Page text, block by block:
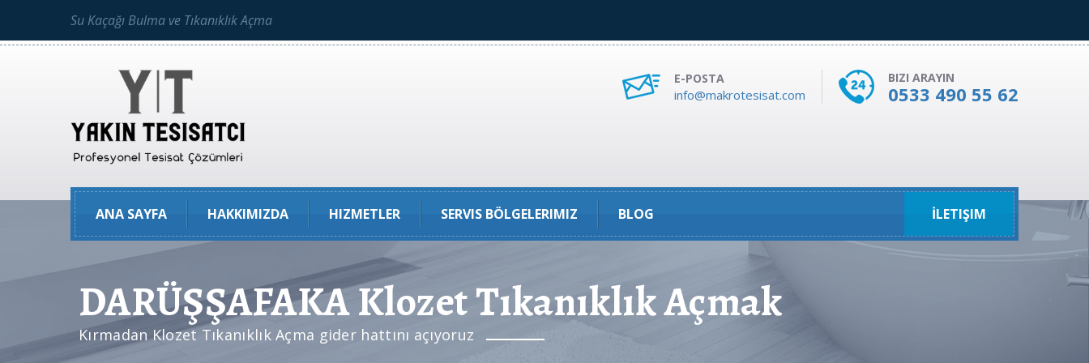
Su Kaçağı Bulma ve Tıkanıklık Açma
E-POSTA
info@makrotesisat.com
BIZI ARAYIN
0533 490 55 62
ANA SAYFA HAKKIMIZDA HIZMETLER SERVIS BÖLGELERIMIZ BLOG İLETIŞIM
DARÜŞŞAFAKA Klozet Tıkanıklık Açmak
Kırmadan Klozet Tıkanıklık Açma gider hattını açıyoruz